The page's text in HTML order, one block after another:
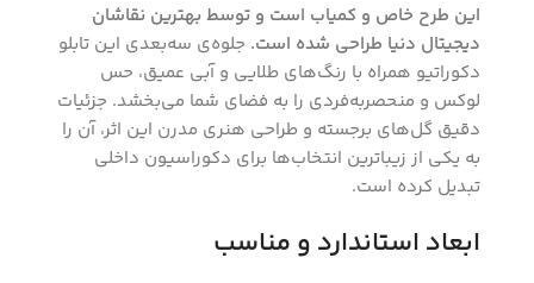
این طرح خاص و کمیاب است و توسط بهترین نقاشان
دیجیتال دنیا طراحی شده است. جلوه‌ی سه‌بعدی این تابلو
دکوراتیو همراه با رنگ‌های طلایی و آبی عمیق، حس
لوکس و منحصربه‌فردی را به فضای شما می‌بخشد. جزئیات
دقیق گل‌های برجسته و طراحی هنری مدرن این اثر، آن را
به یکی از زیباترین انتخاب‌ها برای دکوراسیون داخلی
تبدیل کرده است.
ابعاد استاندارد و مناسب